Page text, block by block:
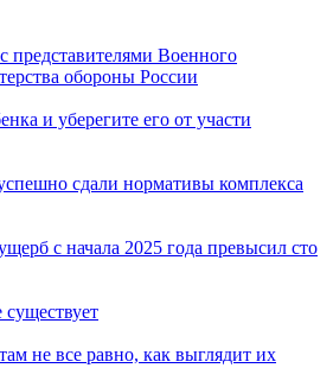
представителями Военного
обороны России
и уберегите его от участи
сдали нормативы комплекса
с начала 2025 года превысил сто
существует
не все равно, как выглядит их